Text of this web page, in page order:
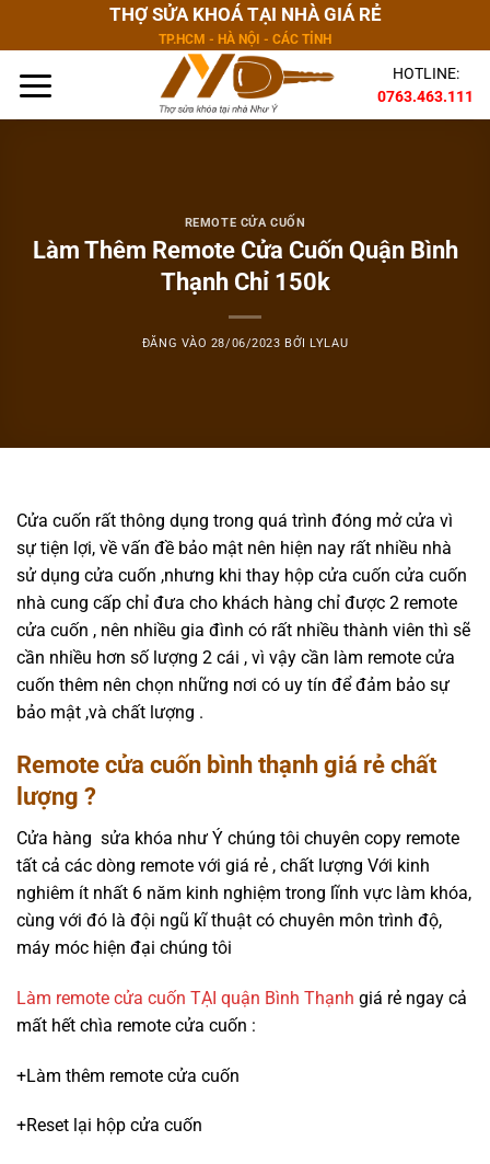
dung
THỢ SỬA KHOÁ TẠI NHÀ GIÁ RẺ
TP.HCM - HÀ NỘI - CÁC TỈNH
HOTLINE:
0763.463.111
REMOTE CỬA CUỐN
Làm Thêm Remote Cửa Cuốn Quận Bình
Thạnh Chỉ 150k
ĐĂNG VÀO 28/06/2023 BỞI LYLAU
Cửa cuốn rất thông dụng trong quá trình đóng mở cửa vì
sự tiện lợi, về vấn đề bảo mật nên hiện nay rất nhiều nhà
sử dụng cửa cuốn ,nhưng khi thay hộp cửa cuốn cửa cuốn
nhà cung cấp chỉ đưa cho khách hàng chỉ được 2 remote
cửa cuốn , nên nhiều gia đình có rất nhiều thành viên thì sẽ
cần nhiều hơn số lượng 2 cái , vì vậy cần làm remote cửa
cuốn thêm nên chọn những nơi có uy tín để đảm bảo sự
bảo mật ,và chất lượng .
Remote cửa cuốn bình thạnh giá rẻ chất
lượng ?
Cửa hàng sửa khóa như Ý chúng tôi chuyên copy remote
tất cả các dòng remote với giá rẻ , chất lượng Với kinh
nghiêm ít nhất 6 năm kinh nghiệm trong lĩnh vực làm khóa,
cùng với đó là đội ngũ kĩ thuật có chuyên môn trình độ,
máy móc hiện đại chúng tôi
Làm remote cửa cuốn TẠI quận Bình Thạnh giá rẻ ngay cả
mất hết chìa remote cửa cuốn :
+Làm thêm remote cửa cuốn
+Reset lại hộp cửa cuốn